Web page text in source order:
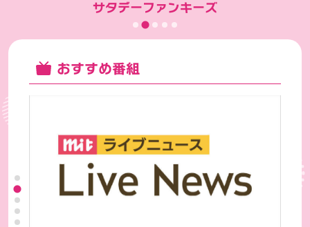
サタデーファンキーズ
おすすめ番組